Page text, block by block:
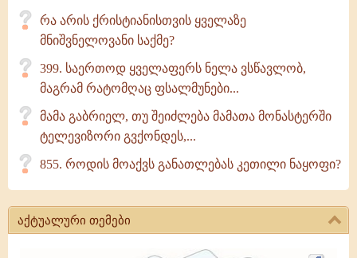
რა არის ქრისტიანისთვის ყველაზე
მნიშვნელოვანი საქმე?
399. საერთოდ ყველაფერს ნელა ვსწავლობ,
მაგრამ რატომღაც ფსალმუნები...
მამა გაბრიელ, თუ შეიძლება მამათა მონასტერში
ტელევიზორი გვქონდეს,...
855. როდის მოაქვს განათლებას კეთილი ნაყოფი?
აქტუალური თემები